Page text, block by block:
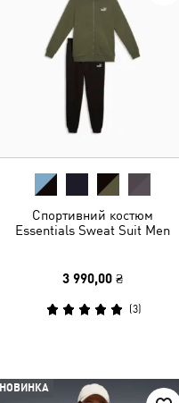
Спортивний костюм
Essentials Sweat Suit Men
3 990,00 ₴
(3)
НОВИНКА